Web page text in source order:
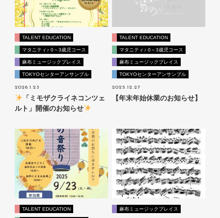
TALENT EDUCATION
マタニティ♪ 0～3歳児コース
麻布ミュージックプレイス
TOKYOセンターアンサンブル
2026.1.23
「ミモザクライネコンツェ
ルト」開催のお知らせ
TALENT EDUCATION
マタニティ♪ 0～3歳児コース
麻布ミュージックプレイス
TOKYOセンターアンサンブル
2025.12.27
【年末年始休業のお知らせ】
TALENT EDUCATION 麻布ミュージックプレイス